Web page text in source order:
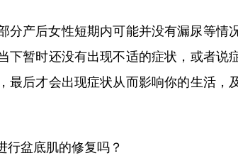
产后女性短期内可能并没有漏尿等情
下暂时还没有出现不适的症状，或者
最后才会出现症状从而影响你的生活
行盆底肌的修复吗？